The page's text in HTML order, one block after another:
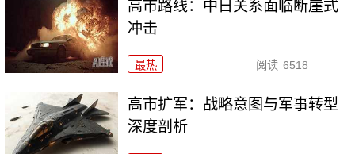
高市路线：中日关系面临断崖式
冲击
最热 阅读 6518
高市扩军：战略意图与军事转型
深度剖析